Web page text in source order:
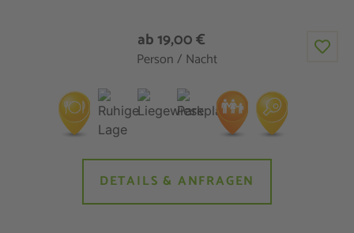
ab 19,00 €
Person / Nacht
DETAILS & ANFRAGEN